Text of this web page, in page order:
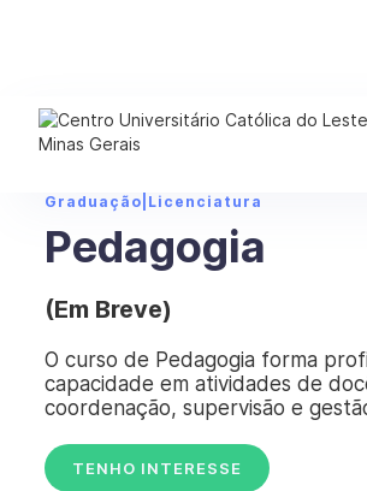
Graduação Licenciatura
Pedagogia
(Em Breve)
O curso de Pedagogia forma
capacidade em atividades de
coordenação, supervisão e
TENHO INTERESSE